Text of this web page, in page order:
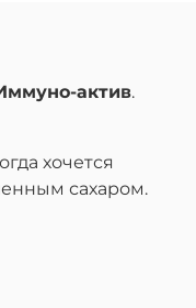
актив.
хочется
сахаром.